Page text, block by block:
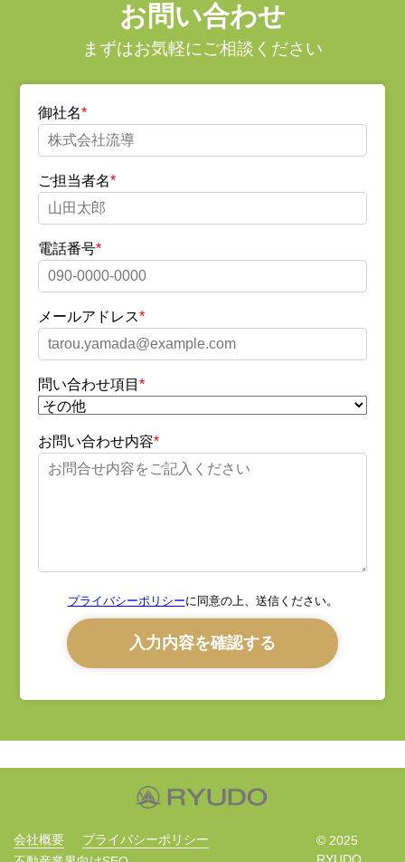
お問い合わせ
まずはお気軽にご相談ください
御社名
ご担当者名
電話番号
メールアドレス
問い合わせ項目
お問い合わせ内容
プライバシーポリシーに同意の上、送信ください。
会社概要
プライバシーポリシー
© 2025